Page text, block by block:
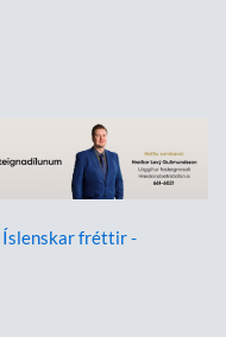
Íslenskar fréttir -